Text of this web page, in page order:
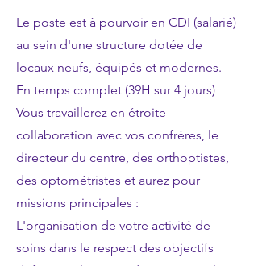
Le poste est à pourvoir en CDI (salarié)
au sein d'une structure dotée de
locaux neufs, équipés et modernes.
En temps complet (39H sur 4 jours)
Vous travaillerez en étroite
collaboration avec vos confrères, le
directeur du centre, des orthoptistes,
des optométristes et aurez pour
missions principales :
L'organisation de votre activité de
soins dans le respect des objectifs